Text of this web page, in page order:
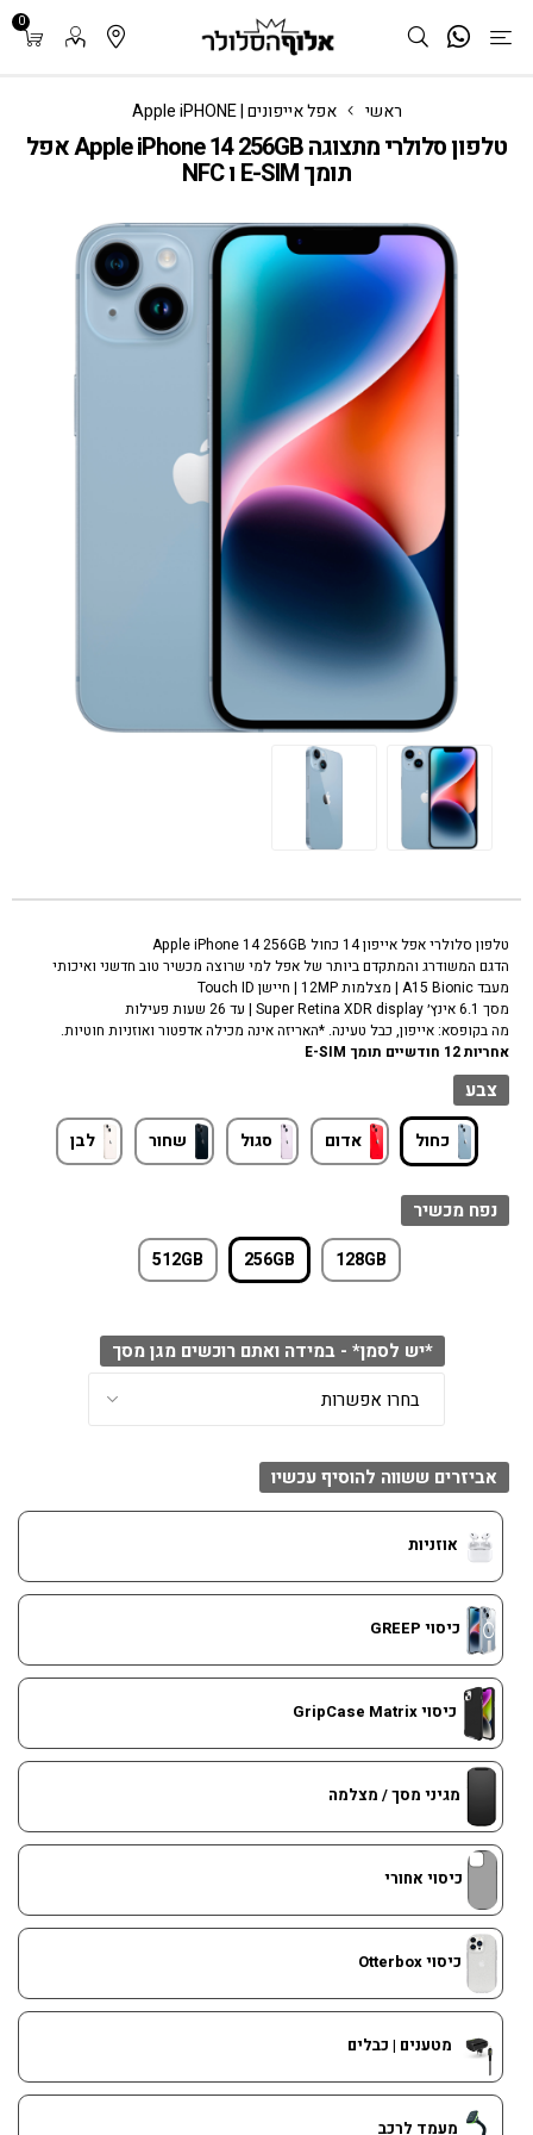
0
ראשי אפל אייפונים | Apple iPHONE
טלפון סלולרי מתצוגה Apple iPhone 14 256GB אפל
תומך E-SIM ו NFC
טלפון סלולרי אפל אייפון 14 כחול Apple iPhone 14 256GB
הדגם המשודרג והמתקדם ביותר של אפל למי שרוצה מכשיר טוב חדשני ואיכותי
מעבד A15 Bionic | מצלמות 12MP | חיישן Touch ID
מסך 6.1 אינץ׳ Super Retina XDR display | עד 26 שעות פעילות
מה בקופסא: אייפון, כבל טעינה. *האריזה אינה מכילה אדפטור ואוזניות חוטיות.
אחריות 12 חודשיים תומך E-SIM
צבע
כחול אדום סגול שחור לבן
נפח מכשיר
128GB
256GB
512GB
*יש לסמן* - במידה ואתם רוכשים מגן מסך
אביזרים ששווה להוסיף עכשיו
אוזניות
כיסוי GREEP
כיסוי GripCase Matrix
מגיני מסך / מצלמה
כיסוי אחורי
כיסוי Otterbox
מטענים | כבלים
מעמד לרכב